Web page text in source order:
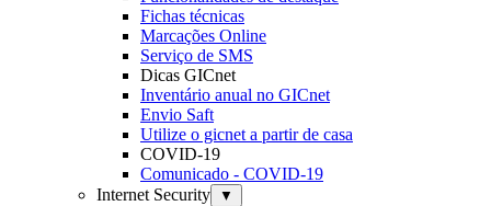
Fichas técnicas
Marcações Online
Serviço de SMS
Dicas GICnet
Inventário anual no GICnet
Envio Saft
Utilize o gicnet a partir de casa
COVID-19
Comunicado - COVID-19
Internet Security
▼